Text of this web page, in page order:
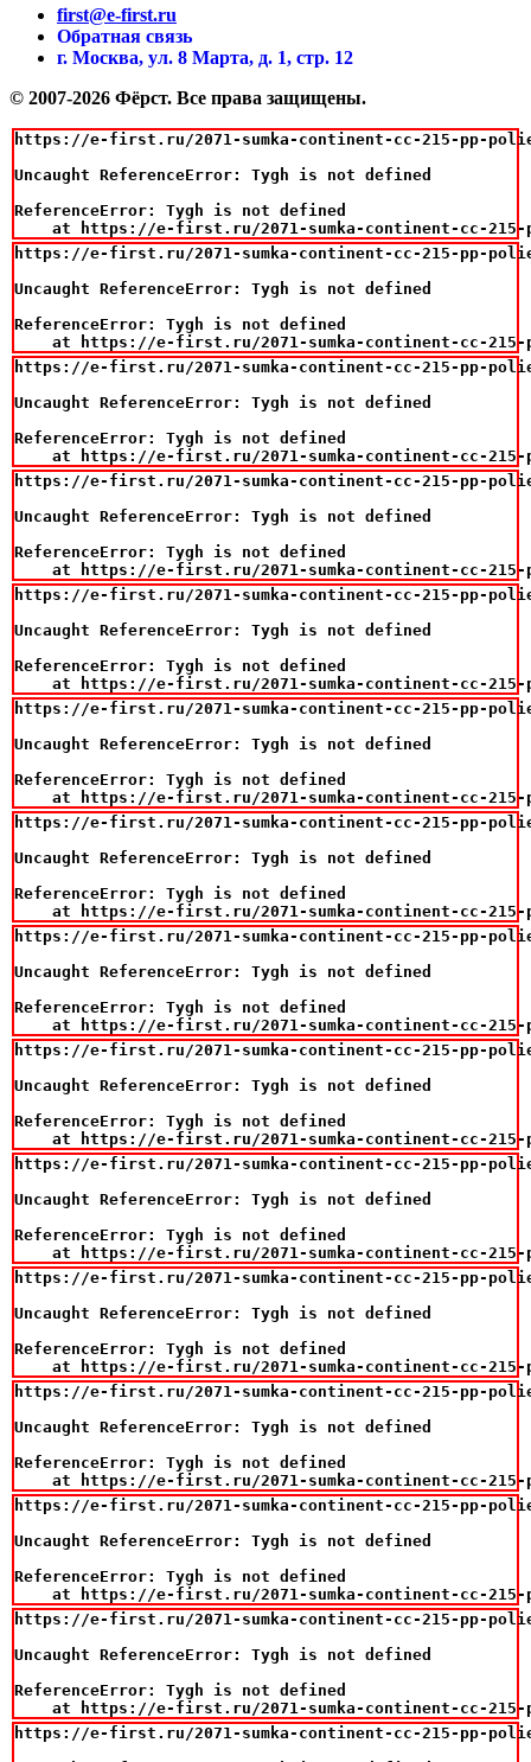
first@e-first.ru
Обратная связь
г. Москва, ул. 8 Марта, д. 1, стр. 12
© 2007-2026 Фёрст. Все права защищены.
https://e-first.ru/2071-sumka-continent-cc-215-pp-
Uncaught ReferenceError: Tygh is not defined
ReferenceError: Tygh is not defined
at https://e-first.ru/2071-sumka-continent-cc-
https://e-first.ru/2071-sumka-continent-cc-215-pp-
Uncaught ReferenceError: Tygh is not defined
ReferenceError: Tygh is not defined
at https://e-first.ru/2071-sumka-continent-cc-
https://e-first.ru/2071-sumka-continent-cc-215-pp-
Uncaught ReferenceError: Tygh is not defined
ReferenceError: Tygh is not defined
at https://e-first.ru/2071-sumka-continent-cc-
https://e-first.ru/2071-sumka-continent-cc-215-pp-
Uncaught ReferenceError: Tygh is not defined
ReferenceError: Tygh is not defined
at https://e-first.ru/2071-sumka-continent-cc-
https://e-first.ru/2071-sumka-continent-cc-215-pp-
Uncaught ReferenceError: Tygh is not defined
ReferenceError: Tygh is not defined
at https://e-first.ru/2071-sumka-continent-cc-
https://e-first.ru/2071-sumka-continent-cc-215-pp-
Uncaught ReferenceError: Tygh is not defined
ReferenceError: Tygh is not defined
at https://e-first.ru/2071-sumka-continent-cc-
https://e-first.ru/2071-sumka-continent-cc-215-pp-
Uncaught ReferenceError: Tygh is not defined
ReferenceError: Tygh is not defined
at https://e-first.ru/2071-sumka-continent-cc-
https://e-first.ru/2071-sumka-continent-cc-215-pp-
Uncaught ReferenceError: Tygh is not defined
ReferenceError: Tygh is not defined
at https://e-first.ru/2071-sumka-continent-cc-
https://e-first.ru/2071-sumka-continent-cc-215-pp-
Uncaught ReferenceError: Tygh is not defined
ReferenceError: Tygh is not defined
at https://e-first.ru/2071-sumka-continent-cc-
https://e-first.ru/2071-sumka-continent-cc-215-pp-
Uncaught ReferenceError: Tygh is not defined
ReferenceError: Tygh is not defined
at https://e-first.ru/2071-sumka-continent-cc-
https://e-first.ru/2071-sumka-continent-cc-215-pp-
Uncaught ReferenceError: Tygh is not defined
ReferenceError: Tygh is not defined
at https://e-first.ru/2071-sumka-continent-cc-
https://e-first.ru/2071-sumka-continent-cc-215-pp-
Uncaught ReferenceError: Tygh is not defined
ReferenceError: Tygh is not defined
at https://e-first.ru/2071-sumka-continent-cc-
https://e-first.ru/2071-sumka-continent-cc-215-pp-
Uncaught ReferenceError: Tygh is not defined
ReferenceError: Tygh is not defined
at https://e-first.ru/2071-sumka-continent-cc-
https://e-first.ru/2071-sumka-continent-cc-215-pp-
Uncaught ReferenceError: Tygh is not defined
ReferenceError: Tygh is not defined
at https://e-first.ru/2071-sumka-continent-cc-
https://e-first.ru/2071-sumka-continent-cc-215-pp-